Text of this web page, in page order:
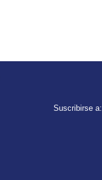
Suscribirse a: